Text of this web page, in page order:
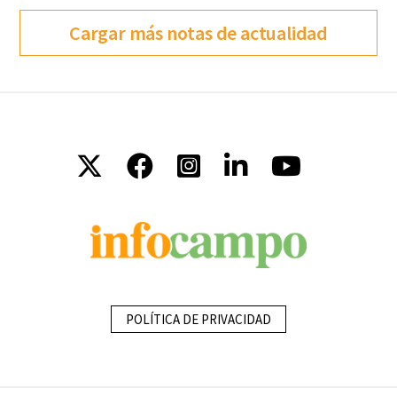
Cargar más notas de actualidad
POLÍTICA DE PRIVACIDAD